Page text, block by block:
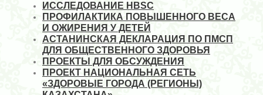
ИССЛЕДОВАНИЕ HBSC
ПРОФИЛАКТИКА ПОВЫШЕННОГО ВЕСА
И ОЖИРЕНИЯ У ДЕТЕЙ
АСТАНИНСКАЯ ДЕКЛАРАЦИЯ ПО ПМСП
ДЛЯ ОБЩЕСТВЕННОГО ЗДОРОВЬЯ
ПРОЕКТЫ ДЛЯ ОБСУЖДЕНИЯ
ПРОЕКТ НАЦИОНАЛЬНАЯ СЕТЬ
«ЗДОРОВЫЕ ГОРОДА (РЕГИОНЫ)